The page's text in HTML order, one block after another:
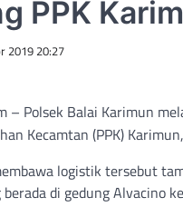
PPK
2019 20:27
– Polsek Balai Karimun
Kecamtan (PPK)
logistik tersebut
di gedung Alvacino